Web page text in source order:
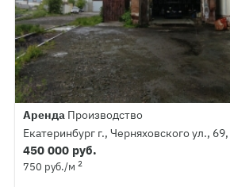
Аренда Производство
Екатеринбург г., Черняховского ул.,
450 000 руб.
750 руб./м 2